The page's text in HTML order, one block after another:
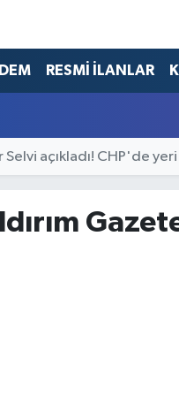
RESMİ İLANLAR
açıkladı! CHP'de